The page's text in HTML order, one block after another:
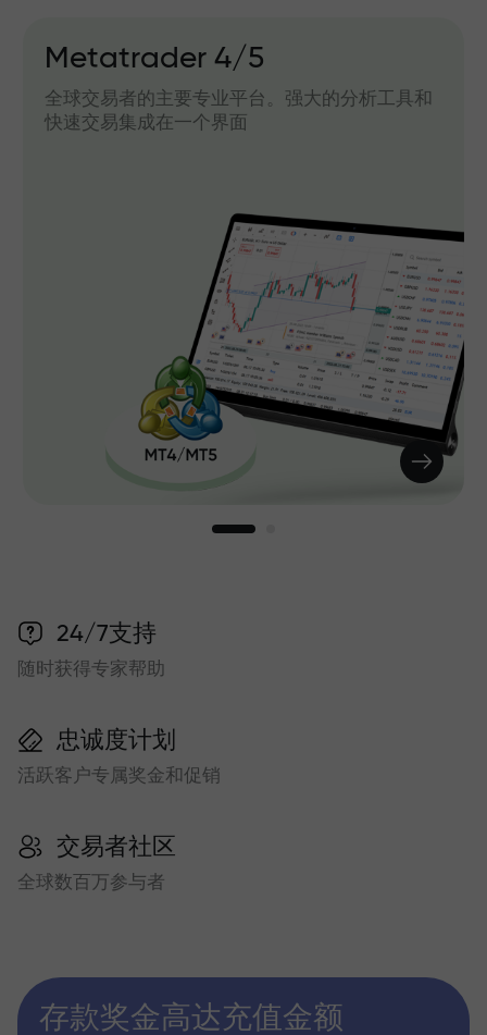
Metatrader 4/5
全球交易者的主要专业平台。强大的分析工具和
快速交易集成在一个界面
24/7支持
随时获得专家帮助
忠诚度计划
活跃客户专属奖金和促销
交易者社区
全球数百万参与者
存款奖金高达充值金额